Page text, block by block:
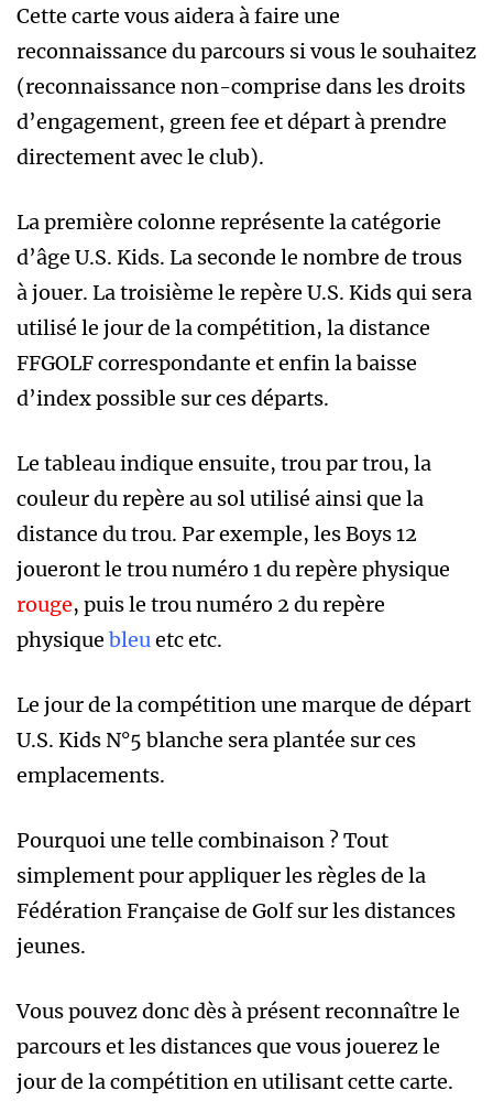
Cette carte vous aidera à faire une
reconnaissance du parcours si vous le souhaitez
(reconnaissance non-comprise dans les droits
d’engagement, green fee et départ à prendre
directement avec le club).
La première colonne représente la catégorie
d’âge U.S. Kids. La seconde le nombre de trous
à jouer. La troisième le repère U.S. Kids qui sera
utilisé le jour de la compétition, la distance
FFGOLF correspondante et enfin la baisse
d’index possible sur ces départs.
Le tableau indique ensuite, trou par trou, la
couleur du repère au sol utilisé ainsi que la
distance du trou. Par exemple, les Boys 12
joueront le trou numéro 1 du repère physique
rouge, puis le trou numéro 2 du repère
physique bleuetc etc.
Le jour de la compétition une marque de départ
U.S. Kids N°5 blanche sera plantée sur ces
emplacements.
Pourquoi une telle combinaison ? Tout
simplement pour appliquer les règles de la
Fédération Française de Golf sur les distances
jeunes.
Vous pouvez donc dès à présent reconnaître le
parcours et les distances que vous jouerez le
jour de la compétition en utilisant cette carte.